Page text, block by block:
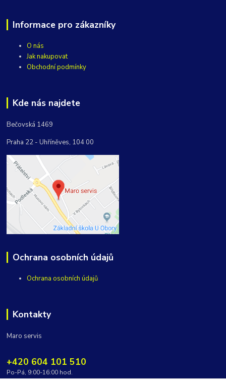
Informace pro zákazníky
O nás
Jak nakupovat
Obchodní podmínky
Kde nás najdete
Bečovská 1469
Praha 22 - Uhříněves, 104 00
Ochrana osobních údajů
Ochrana osobních údajů
Kontakty
Maro servis
+420 604 101 510
Po-Pá, 9:00-16:00 hod.